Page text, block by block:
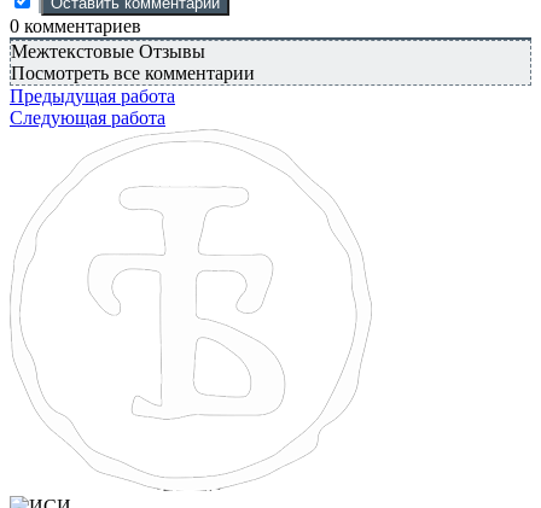
0 комментариев
Межтекстовые Отзывы
Посмотреть все комментарии
Предыдущая работа
Следующая работа